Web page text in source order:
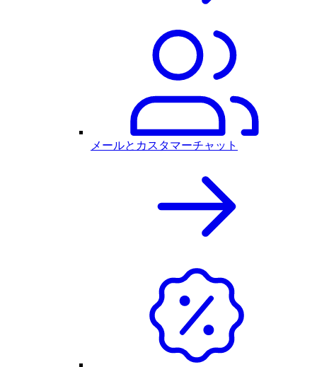
メールとカスタマーチャット